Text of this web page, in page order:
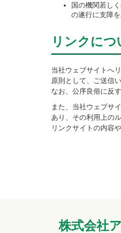
国の機関若し
の遂行に支障
リンクにつ
当社ウェブサイトへ
原則として、ご送信
なお、公序良俗に反
また、当社ウェブサ
あり、その利用上の
リンクサイトの内容
株式会社